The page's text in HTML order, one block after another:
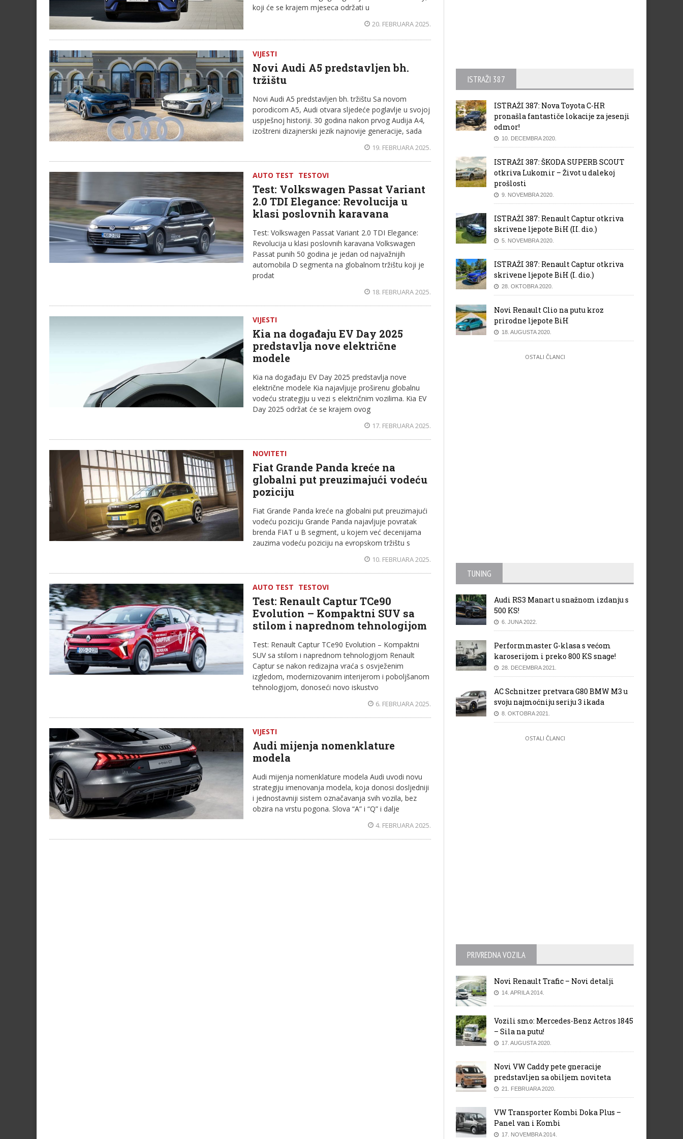
koji će se krajem mjeseca održati u
20. FEBRUARA 2025.
VIJESTI
Novi Audi A5 predstavljen bh.
tržištu
Novi Audi A5 predstavljen bh. tržištu Sa novom
porodicom A5, Audi otvara sljedeće poglavlje u svojoj
uspješnoj historiji. 30 godina nakon prvog Audija A4,
izoštreni dizajnerski jezik najnovije generacije, sada
19. FEBRUARA 2025.
AUTO TEST TESTOVI
Test: Volkswagen Passat Variant
2.0 TDI Elegance: Revolucija u
klasi poslovnih karavana
Test: Volkswagen Passat Variant 2.0 TDI Elegance:
Revolucija u klasi poslovnih karavana Volkswagen
Passat punih 50 godina je jedan od najvažnijih
automobila D segmenta na globalnom tržištu koji je
prodat
18. FEBRUARA 2025.
VIJESTI
Kia na događaju EV Day 2025
predstavlja nove električne
modele
Kia na događaju EV Day 2025 predstavlja nove
električne modele Kia najavljuje proširenu globalnu
vodeću strategiju u vezi s električnim vozilima. Kia EV
Day 2025 održat će se krajem ovog
17. FEBRUARA 2025.
NOVITETI
Fiat Grande Panda kreće na
globalni put preuzimajući vodeću
poziciju
Fiat Grande Panda kreće na globalni put preuzimajući
vodeću poziciju Grande Panda najavljuje povratak
brenda FIAT u B segment, u kojem već decenijama
zauzima vodeću poziciju na evropskom tržištu s
10. FEBRUARA 2025.
AUTO TEST TESTOVI
Test: Renault Captur TCe90
Evolution – Kompaktni SUV sa
stilom i naprednom tehnologijom
Test: Renault Captur TCe90 Evolution – Kompaktni
SUV sa stilom i naprednom tehnologijom Renault
Captur se nakon redizajna vraća s osvježenim
izgledom, modernizovanim interijerom i poboljšanom
tehnologijom, donoseći novo iskustvo
6. FEBRUARA 2025.
VIJESTI
Audi mijenja nomenklature
modela
Audi mijenja nomenklature modela Audi uvodi novu
strategiju imenovanja modela, koja donosi dosljedniji
i jednostavniji sistem označavanja svih vozila, bez
obzira na vrstu pogona. Slova “A” i “Q” i dalje
4. FEBRUARA 2025.
ISTRAŽI 387
ISTRAŽI 387: Nova Toyota C-HR
pronašla fantastiče lokacije za jesenji
odmor!
10. DECEMBRA 2020.
ISTRAŽI 387: ŠKODA SUPERB SCOUT
otkriva Lukomir – Život u dalekoj
prošlosti
9. NOVEMBRA 2020.
ISTRAŽI 387: Renault Captur otkriva
skrivene ljepote BiH (II. dio.)
5. NOVEMBRA 2020.
ISTRAŽI 387: Renault Captur otkriva
skrivene ljepote BiH (I. dio.)
28. OKTOBRA 2020.
Novi Renault Clio na putu kroz
prirodne ljepote BiH
18. AUGUSTA 2020.
OSTALI ČLANCI
TUNING
Audi RS3 Manart u snažnom izdanju s
500 KS!
6. JUNA 2022.
Performmaster G-klasa s većom
karoserijom i preko 800 KS snage!
28. DECEMBRA 2021.
AC Schnitzer pretvara G80 BMW M3 u
svoju najmoćniju seriju 3 ikada
8. OKTOBRA 2021.
OSTALI ČLANCI
PRIVREDNA VOZILA
Novi Renault Trafic – Novi detalji
14. APRILA 2014.
Vozili smo: Mercedes-Benz Actros 1845
– Sila na putu!
17. AUGUSTA 2020.
Novi VW Caddy pete gneracije
predstavljen sa obiljem noviteta
21. FEBRUARA 2020.
VW Transporter Kombi Doka Plus –
Panel van i Kombi
17. NOVEMBRA 2014.